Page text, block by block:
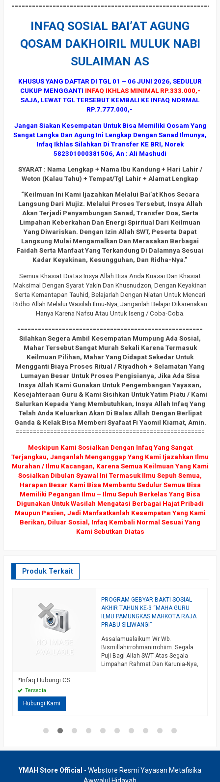
==========================================================
INFAQ SOSIAL BAI’AT AGUNG
QOSAM DAKHOIRIL MULUK NABI
SULAIMAN AS
KHUSUS YANG DAFTAR DI TGL 01 – 06 JUNI 2026, SEDULUR
CUKUP MENGGANTI INFAQ IKHLAS MINIMAL RP.333.000,-
SAJA, LEWAT TGL TERSEBUT KEMBALI KE INFAQ NORMAL
RP.7.777.000,-
Jangan Siakan Kesempatan Untuk Bisa Memiliki Qosam Yang
Sangat Langka Dan Agung Ini Lengkap Dengan Sanad Ilmunya,
Infaq Ikhlas Silahkan Di Transfer KE BRI, Norek
582301000381506, An : Ali Mashudi
SYARAT : Nama Lengkap + Nama Ibu Kandung + Hari Lahir /
Weton (Kalau Tahu) + Tempat/Tgl Lahir + Alamat Lengkap
“Keilmuan Ini Kami Ijazahkan Melalui Bai’at Khos Secara
Langsung Dari Mujiz. Melalui Proses Tersebut, Insya Allah
Akan Terjadi Penyambungan Sanad, Transfer Doa, Serta
Limpahan Keberkahan Dan Energi Spiritual Dari Keilmuan
Yang Diwariskan. Dengan Izin Allah SWT, Peserta Dapat
Langsung Mulai Mengamalkan Dan Merasakan Berbagai
Faidah Serta Manfaat Yang Terkandung Di Dalamnya Sesuai
Kadar Keyakinan, Kesungguhan, Dan Ridha-Nya.”
Semua Khasiat Diatas Insya Allah Bisa Anda Kuasai Dan Khasiat
Maksimal Dengan Syarat Yakin Dan Khusnudzon, Dengan Keyakinan
Serta Kemantapan Tauhid, Belajarlah Dengan Niatan Untuk Mencari
Ridho Allah Melalui Wasilah Ilmu-Nya, Janganlah Belajar Dikarenakan
Hanya Karena Nafsu Atau Untuk Iseng / Coba-Coba.
======================================================
Silahkan Segera Ambil Kesempatan Mumpung Ada Sosial,
Mahar Tersebut Sangat Murah Sekali Karena Termasuk
Keilmuan Pilihan, Mahar Yang Didapat Sekedar Untuk
Mengganti Biaya Proses Ritual / Riyadhoh + Selamatan Yang
Lumayan Besar Untuk Proses Pengisianya, Jika Ada Sisa
Insya Allah Kami Gunakan Untuk Pengembangan Yayasan,
Kesejahteraan Guru & Kami Sisihkan Untuk Yatim Piatu / Kami
Salurkan Kepada Yang Membutuhkan, Insya Allah Infaq Yang
Telah Anda Keluarkan Akan Di Balas Allah Dengan Berlipat
Ganda & Kelak Bisa Memberi Syafaat Fi Yaomil Kiamat, Amin.
=======================================================
Meskipun Kami Sosialkan Dengan Infaq Yang Sangat
Terjangkau, Janganlah Menganggap Yang Kami Ijazahkan Ilmu
Murahan / Ilmu Kacangan, Karena Semua Keilmuan Yang Kami
Sosialkan Dibulan Syawal Ini Termasuk Ilmu Sepuh Semua,
Harapan Besar Kami Bisa Membantu Sedulur Semua Bisa
Memiliki Pegangan Ilmu – Ilmu Sepuh Berkelas Yang Bisa
Digunakan Untuk Wasilah Mengatasi Berbagai Hajat Pribadi
Maupun Pasien, Jadi Manfaatkanlah Kesempatan Yang Kami
Berikan, Diluar Sosial, Infaq Kembali Normal Sesuai Yang
Kami Sebutkan Diatas
Produk Terkait
PROGRAM GEBYAR BAKTI SOSIAL
AKHIR TAHUN KE-3 “MAHA GURU
ILMU PAMUNGKAS MAHKOTA RAJA
PRABU SILIWANGI”
Assalamualaikum Wr Wb.
Bismillahirrohmanirrohiim. Segala
Puji Bagi Allah SWT Atas Segala
Limpahan Rahmat Dan Karunia-Nya,
Banggakan. Spesial Di Penghujung
*Infaq Hubungi CS
Tersedia
Hubungi Kami
YMAH Store Official - Webstore Resmi Yayasan Metafisika